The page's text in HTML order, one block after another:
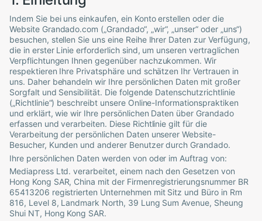
Indem Sie bei uns einkaufen, ein Konto erstellen oder die
Website Grandado.com („Grandado“, „wir“, „unser“ oder „uns“)
besuchen, stellen Sie uns eine Reihe Ihrer Daten zur Verfügung,
die in erster Linie erforderlich sind, um unseren vertraglichen
Verpflichtungen Ihnen gegenüber nachzukommen. Wir
respektieren Ihre Privatsphäre und schätzen Ihr Vertrauen in
uns. Daher behandeln wir Ihre persönlichen Daten mit großer
Sorgfalt und Sensibilität. Die folgende Datenschutzrichtlinie
(„Richtlinie“) beschreibt unsere Online-Informationspraktiken
und erklärt, wie wir Ihre persönlichen Daten über Grandado
erfassen und verarbeiten. Diese Richtlinie gilt für die
Verarbeitung der persönlichen Daten unserer Website-
Besucher, Kunden und anderer Benutzer durch Grandado.
Ihre persönlichen Daten werden von oder im Auftrag von:
Mediapress Ltd. verarbeitet, einem nach den Gesetzen von
Hong Kong SAR, China mit der Firmenregistrierungsnummer BR
65413206 registrierten Unternehmen mit Sitz und Büro in Rm
816, Level 8, Landmark North, 39 Lung Sum Avenue, Sheung
Shui NT, Hong Kong SAR.